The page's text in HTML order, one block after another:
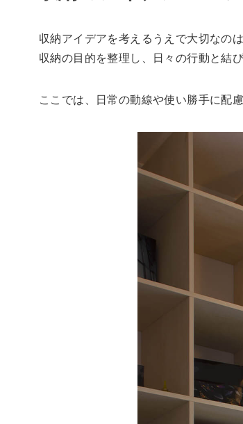
収納アイデアを考えるうえで大切なの
収納の目的を整理し、日々の行動と結
ここでは、日常の動線や使い勝手に配